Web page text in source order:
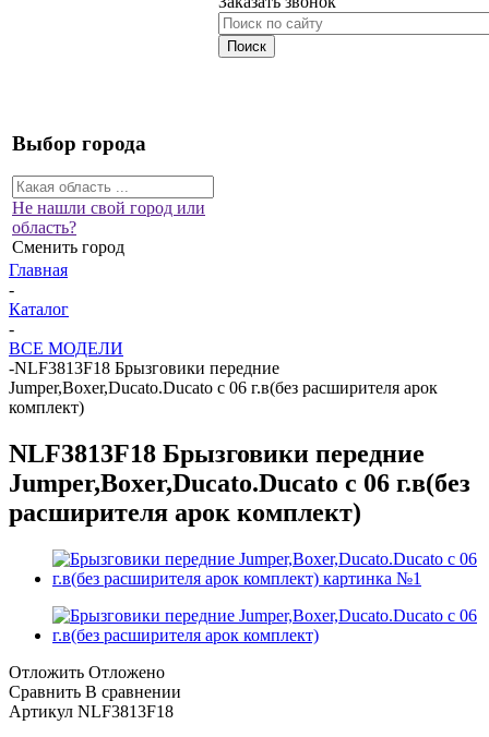
Выбор города
Не нашли свой город или
область?
Сменить город
Главная
-
Каталог
-
ВСЕ МОДЕЛИ
-NLF3813F18 Брызговики передние
Jumper,Boxer,Ducato.Ducato c 06 г.в(без расширителя арок
комплект)
NLF3813F18 Брызговики передние
Jumper,Boxer,Ducato.Ducato c 06 г.в(без
расширителя арок комплект)
Отложить Отложено
Сравнить В сравнении
Артикул NLF3813F18